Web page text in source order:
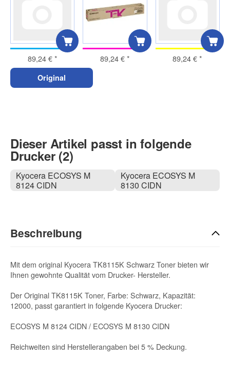
89,24 €* 89,24 €* 89,24 €*
Original
Dieser Artikel passt in folgende
Drucker (2)
Kyocera ECOSYS M
8124 CIDN
Kyocera ECOSYS M
8130 CIDN
Beschreibung
Mit dem original Kyocera TK8115K Schwarz Toner bieten wir
Ihnen gewohnte Qualität vom Drucker- Hersteller.
Der Original TK8115K Toner, Farbe: Schwarz, Kapazität:
12000, passt garantiert in folgende Kyocera Drucker:
ECOSYS M 8124 CIDN / ECOSYS M 8130 CIDN
Reichweiten sind Herstellerangaben bei 5 % Deckung.